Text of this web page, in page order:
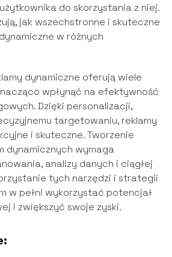
do skorzystania z niej.
jak wszechstronne i skuteczne
w różnych
dynamiczne oferują wiele
wpłynąć na efektywność
Dzięki personalizacji,
targetowaniu, reklamy
i skuteczne. Tworzenie
dynamicznych wymaga
analizy danych i ciągłej
tych narzędzi i strategii
w pełni wykorzystać potencjał
i zwiększyć swoje zyski.